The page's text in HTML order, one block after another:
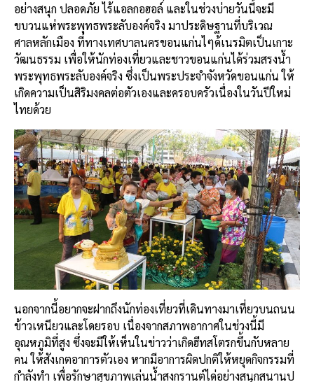
อย่างสนุก ปลอดภัย ไร้แอลกอฮอล์ และในช่วงบ่ายวันนี้จะมี
ขบวนแห่พระพุทธพระลับองค์จริง มาประดิษฐานที่บริเวณ
ศาลหลักเมือง ที่ทางเทศบาลนครขอนแก่นไๆด้เนรมิตเป็นเกาะ
วัฒนธรรม เพื่อให้นักท่องเที่ยวและชาวขอนแก่นได้ร่วมสรงน้ำ
พระพุทธพระลับองค์จริง ซึ่งเป็นพระประจำจังหวัดขอนแก่น ให้
เกิดความเป็นสิริมงคลต่อตัวเองและครอบครัวเนื่องในวันปีใหม่
ไทยด้วย
นอกจากนี้อยากจะฝากถึงนักท่องเที่ยวที่เดินทางมาเที่ยวบนถนน
ข้าวเหนียวและโดยรอบ เนื่องจากสภาพอากาศในช่วงนี้มี
อุณหภูมิที่สูง ซึ่งจะมีให้เห็นในข่าวว่าเกิดฮีทสโตรกขึ้นกับหลาย
คน ให้สังเกตอาการตัวเอง หากมีอาการผิดปกติให้หยุดกิจกรรมที่
กำลังทำ เพื่อรักษาสุขภาพเล่นน้ำสงกรานต์ได่อย่างสนุกสนานป